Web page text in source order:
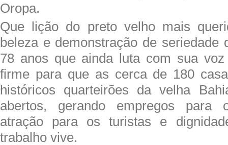
Oropa.
Que lição do preto velho mais
beleza e demonstração de seriedade
78 anos que ainda luta com sua
firme para que as cerca de 180
históricos quarteirões da velha
abertos, gerando empregos para
atração para os turistas e
trabalho vive.